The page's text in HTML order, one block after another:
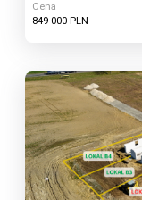
Cena
849 000 PLN